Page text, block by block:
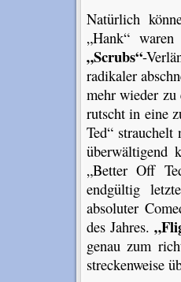
Natürlich
„Hank“
„Scrubs“-
radikaler
mehr wieder
rutscht in eine
Ted“
überwältigend
„Better Off
endgültig
absoluter
des Jahres.
genau zum
streckenweise